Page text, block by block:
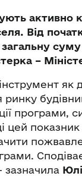
активно
Від
–
як
цей
зазначила